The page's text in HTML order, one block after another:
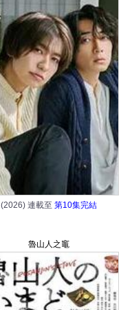
(2026) 連載至 第10集完結
魯山人之竈